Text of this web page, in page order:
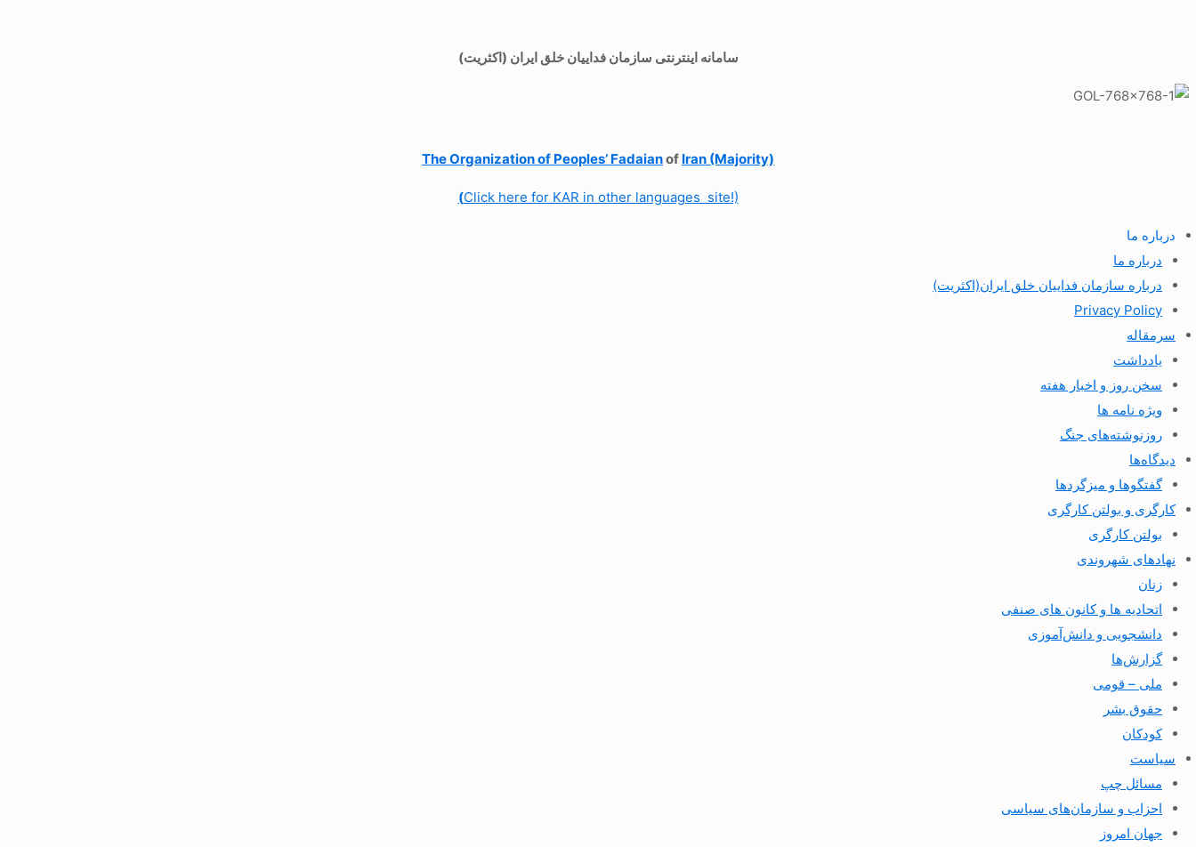
سامانه اینترنتی سازمان فداییان خلق ایران (اکثریت)
The Organization of Peoples’ Fadaianof Iran (Majority)
(Click here for KAR in other languages site!)
درباره ما
درباره ما
درباره سازمان فداییان خلق ایران(اکثریت)
Privacy Policy
سرمقاله
یادداشت
سخن روز و اخبار هفته
ویژه نامه ها
روزنوشته‌های جنگ
دیدگاه‌ها
گفتگوها و میزگردها
کارگری و بولتن کارگری
بولتن کارگری
نهادهای شهروندی
زنان
اتحادیه ها و کانون های صنفی
دانشجویی و دانش‌آموزی
گزارش‌ها
ملی – قومی
حقوق بشر
کودکان
سیاست
مسائل چپ
احزاب و سازمان‌های سیاسی
جهان امروز